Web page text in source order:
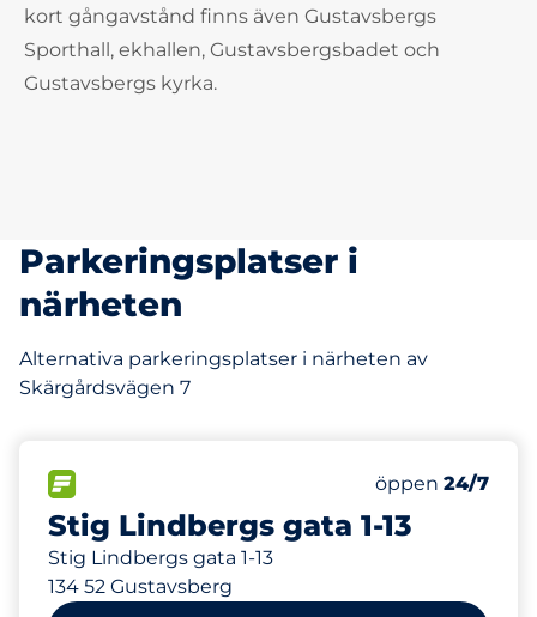
kort gångavstånd finns även Gustavsbergs
Sporthall, ekhallen, Gustavsbergsbadet och
Gustavsbergs kyrka.
Parkeringsplatser i
närheten
Alternativa parkeringsplatser i närheten av
Skärgårdsvägen 7
Stig Lindbergs gata 1-13
Stig Lindbergs gata 1-13
134 52 Gustavsberg
Antal
Totalt antal
öppen 24/7
544 m